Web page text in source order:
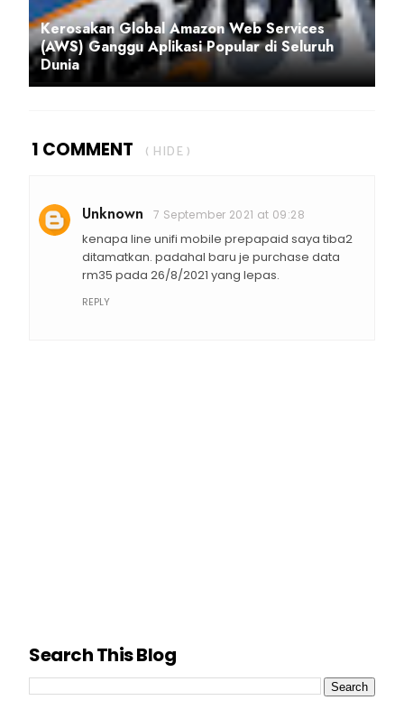
Kerosakan Global Amazon Web Services
(AWS) Ganggu Aplikasi Popular di Seluruh
Dunia
1 COMMENT ( HIDE )
Unknown 7 September 2021 at 09:28
kenapa line unifi mobile prepapaid saya tiba2
ditamatkan. padahal baru je purchase data
rm35 pada 26/8/2021 yang lepas.
REPLY
Search This Blog